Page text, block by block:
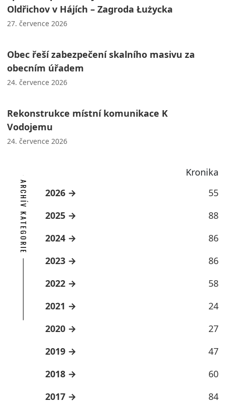
Oldřichov v Hájích – Zagroda Łużycka
27. července 2026
Obec řeší zabezpečení skalního masivu za
obecním úřadem
24. července 2026
Rekonstrukce místní komunikace K
Vodojemu
24. července 2026
Kronika
ARCHÍV KATEGORIE 2026
55
2025
88
2024
86
2023
86
2022
58
2021
24
2020
27
2019
47
2018
60
2017
84